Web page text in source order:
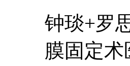
钟琰+罗
膜固定